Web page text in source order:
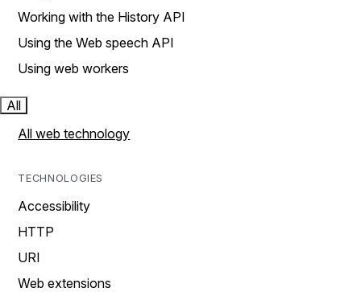
Working with the History API
Using the Web speech API
Using web workers
All
All web technology
TECHNOLOGIES
Accessibility
HTTP
URI
Web extensions